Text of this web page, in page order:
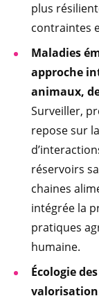
plus
contraintes
Maladies
approche
animaux,
Surveiller,
repose sur
réservoirs
chaines
intégrée la
pratiques
humaine.
Écologie
valorisation